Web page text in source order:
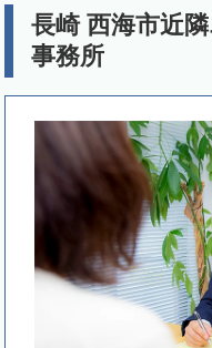
長崎 西海市近
事務所